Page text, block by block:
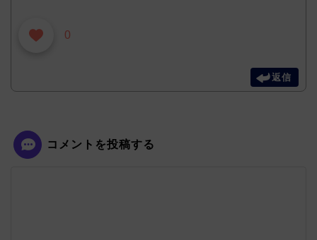
0
返信
コメントを投稿する